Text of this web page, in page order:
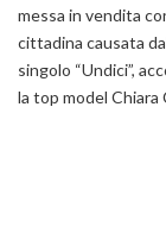
messa in vendita
cittadina causata
singolo “Undici”,
la top model Chiara